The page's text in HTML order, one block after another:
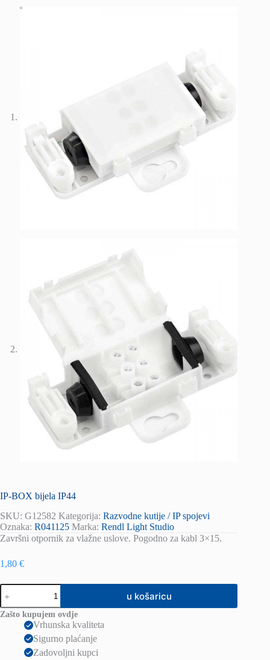
IP-BOX bijela IP44
SKU: G12582 Kategorija: Razvodne kutije / IP spojevi
Oznaka: R041125 Marka: Rendl Light Studio
Završni otpornik za vlažne uslove. Pogodno za kabl 3×15.
1,80 €
IP-
BOX
bijela
IP44
količina
u košaricu
Zašto kupujem ovdje
Vrhunska kvaliteta
Sigurno plaćanje
Zadovoljni kupci